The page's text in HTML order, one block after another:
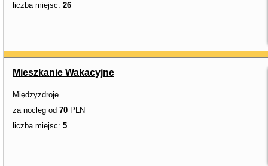
liczba miejsc: 26
Mieszkanie Wakacyjne
Międzyzdroje
za nocleg od 70 PLN
liczba miejsc: 5